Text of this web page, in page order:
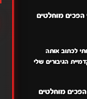
הפכים מוחלטים
לכתוב אותה
הגיבורים שלי
מוחלטים